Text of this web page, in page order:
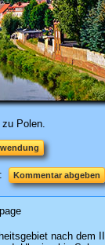
Polen.
Kommentar abgeben
nach dem